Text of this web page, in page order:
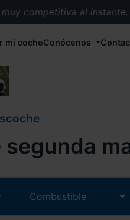
competitiva al instante.
satisfechos.
que tu quieras.
los trámites.
Pago inmediato.
mi cocheConócenos